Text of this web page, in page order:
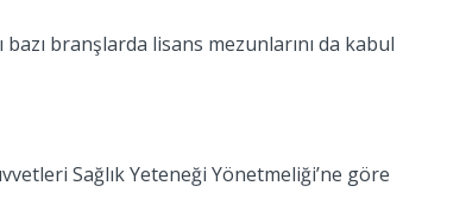
branşlarda lisans mezunlarını da kabul
Sağlık Yeteneği Yönetmeliği’ne göre